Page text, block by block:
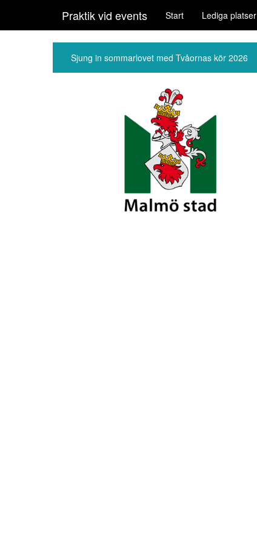
Praktik vid events Start Lediga platser
Sjung in sommarlovet med Tvåornas kör 2026